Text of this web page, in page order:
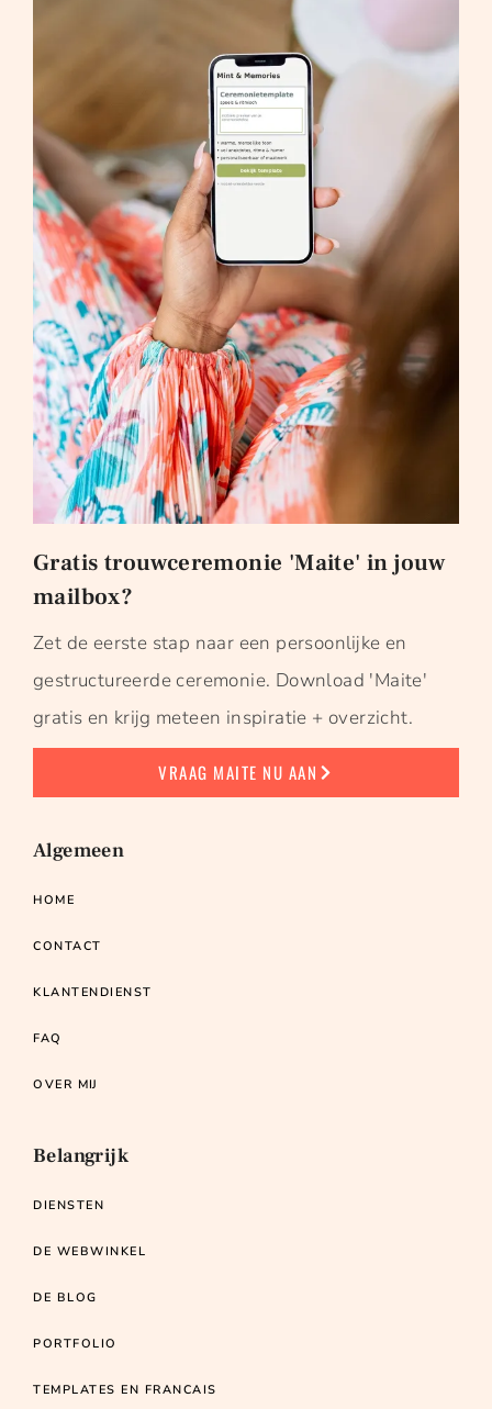
Gratis trouwceremonie 'Maite' in jouw
mailbox?
Zet de eerste stap naar een persoonlijke en
gestructureerde ceremonie. Download 'Maite'
gratis en krijg meteen inspiratie + overzicht.
VRAAG MAITE NU AAN
Algemeen
HOME
CONTACT
KLANTENDIENST
FAQ
OVER MIJ
Belangrijk
DIENSTEN
DE WEBWINKEL
DE BLOG
PORTFOLIO
TEMPLATES EN FRANCAIS